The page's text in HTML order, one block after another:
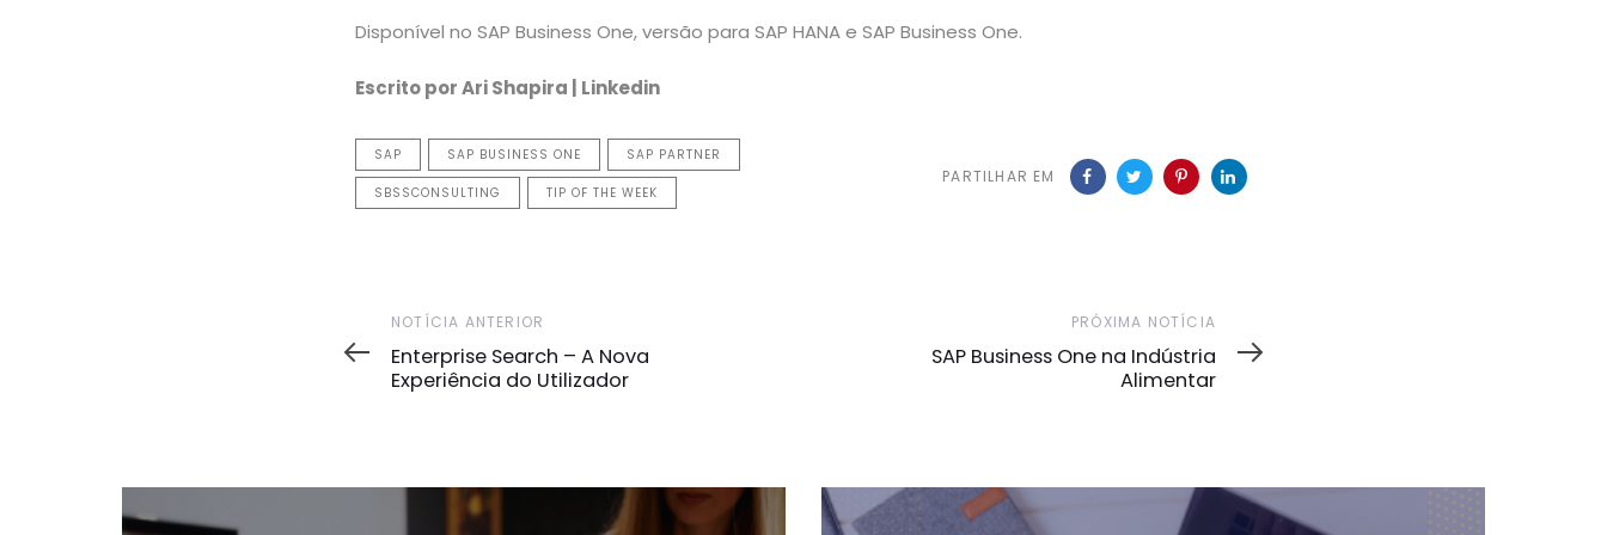
Disponível no SAP Business One, versão para SAP HANA e SAP Business One.
Escrito por Ari Shapira | Linkedin
SAP SAP BUSINESS ONE SAP PARTNER
SBSSCONSULTING TIP OF THE WEEK
PARTILHAR EM
Notícia
Anterior
NOTÍCIA ANTERIOR
Enterprise Search – A Nova
Experiência do Utilizador
Notícia
PRÓXIMA NOTÍCIA
SAP Business One na Indústria
Alimentar